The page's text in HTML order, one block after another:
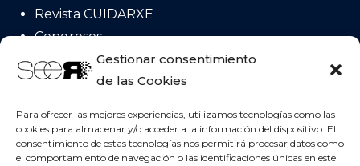
Gestionar consentimiento
de las Cookies
Para ofrecer las mejores experiencias, utilizamos tecnologías como las
cookies para almacenar y/o acceder a la información del dispositivo. El
consentimiento de estas tecnologías nos permitirá procesar datos como
el comportamiento de navegación o las identificaciones únicas en este
Revista CUIDARXE
Congresos
Acreditación
Posicionamientos